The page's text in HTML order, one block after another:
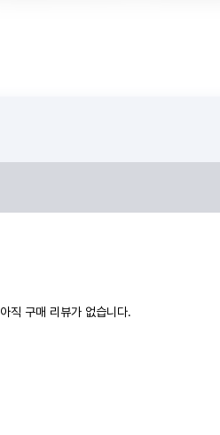
아직 구매 리뷰가 없습니다.